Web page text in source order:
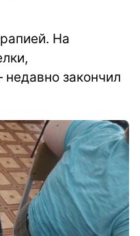
На
закончил